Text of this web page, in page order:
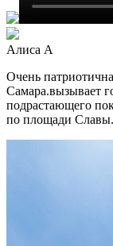
Алиса А
Очень
Самара.вызывает
подрастающего
по площади Славы.